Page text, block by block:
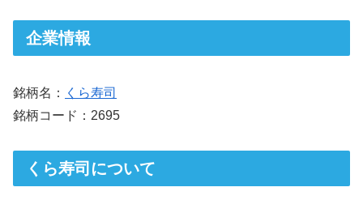
企業情報
銘柄名：
くら寿司
銘柄コード：2695
くら寿司について